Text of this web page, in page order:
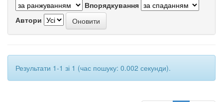
Впорядкування
Автори
Результати 1-1 зі 1 (час пошуку: 0.002 секунди).